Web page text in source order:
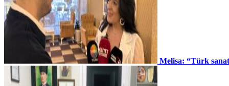
Melisa: “Türk